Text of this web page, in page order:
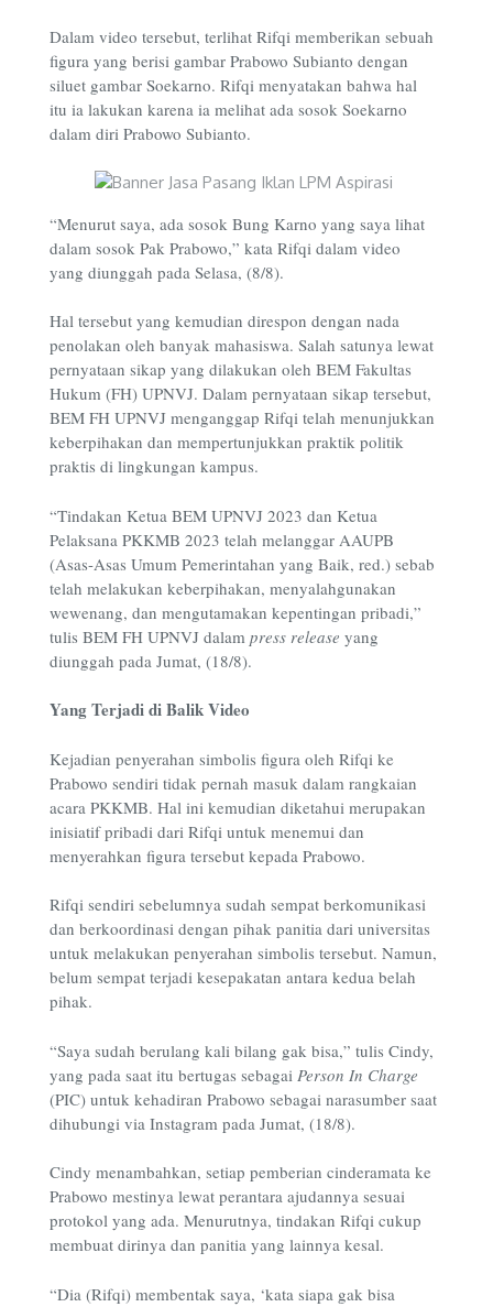
Dalam video tersebut, terlihat Rifqi memberikan sebuah
figura yang berisi gambar Prabowo Subianto dengan
siluet gambar Soekarno. Rifqi menyatakan bahwa hal
itu ia lakukan karena ia melihat ada sosok Soekarno
dalam diri Prabowo Subianto.
“Menurut saya, ada sosok Bung Karno yang saya lihat
dalam sosok Pak Prabowo,” kata Rifqi dalam video
yang diunggah pada Selasa, (8/8).
Hal tersebut yang kemudian direspon dengan nada
penolakan oleh banyak mahasiswa. Salah satunya lewat
pernyataan sikap yang dilakukan oleh BEM Fakultas
Hukum (FH) UPNVJ. Dalam pernyataan sikap tersebut,
BEM FH UPNVJ menganggap Rifqi telah menunjukkan
keberpihakan dan mempertunjukkan praktik politik
praktis di lingkungan kampus.
“Tindakan Ketua BEM UPNVJ 2023 dan Ketua
Pelaksana PKKMB 2023 telah melanggar AAUPB
(Asas-Asas Umum Pemerintahan yang Baik, red.) sebab
telah melakukan keberpihakan, menyalahgunakan
wewenang, dan mengutamakan kepentingan pribadi,”
tulis BEM FH UPNVJ dalam press release yang
diunggah pada Jumat, (18/8).
Yang Terjadi di Balik Video
Kejadian penyerahan simbolis figura oleh Rifqi ke
Prabowo sendiri tidak pernah masuk dalam rangkaian
acara PKKMB. Hal ini kemudian diketahui merupakan
inisiatif pribadi dari Rifqi untuk menemui dan
menyerahkan figura tersebut kepada Prabowo.
Rifqi sendiri sebelumnya sudah sempat berkomunikasi
dan berkoordinasi dengan pihak panitia dari universitas
untuk melakukan penyerahan simbolis tersebut. Namun,
belum sempat terjadi kesepakatan antara kedua belah
pihak.
“Saya sudah berulang kali bilang gak bisa,” tulis Cindy,
yang pada saat itu bertugas sebagai Person In Charge
(PIC) untuk kehadiran Prabowo sebagai narasumber saat
dihubungi via Instagram pada Jumat, (18/8).
Cindy menambahkan, setiap pemberian cinderamata ke
Prabowo mestinya lewat perantara ajudannya sesuai
protokol yang ada. Menurutnya, tindakan Rifqi cukup
membuat dirinya dan panitia yang lainnya kesal.
“Dia (Rifqi) membentak saya, ‘kata siapa gak bisa